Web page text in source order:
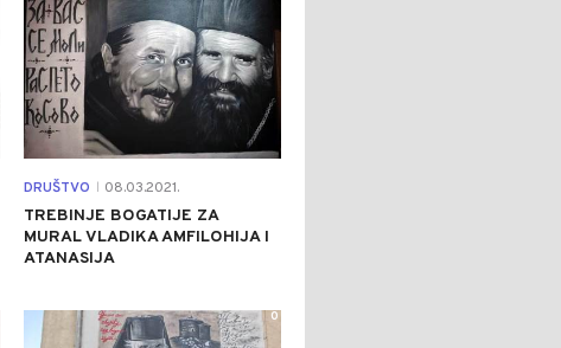
DRUŠTVO 08.03.2021.
TREBINJE BOGATIJE ZA
MURAL VLADIKA AMFILOHIJA I
ATANASIJA
0